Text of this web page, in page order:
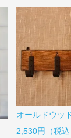
オールドウッ
2,530円（税込